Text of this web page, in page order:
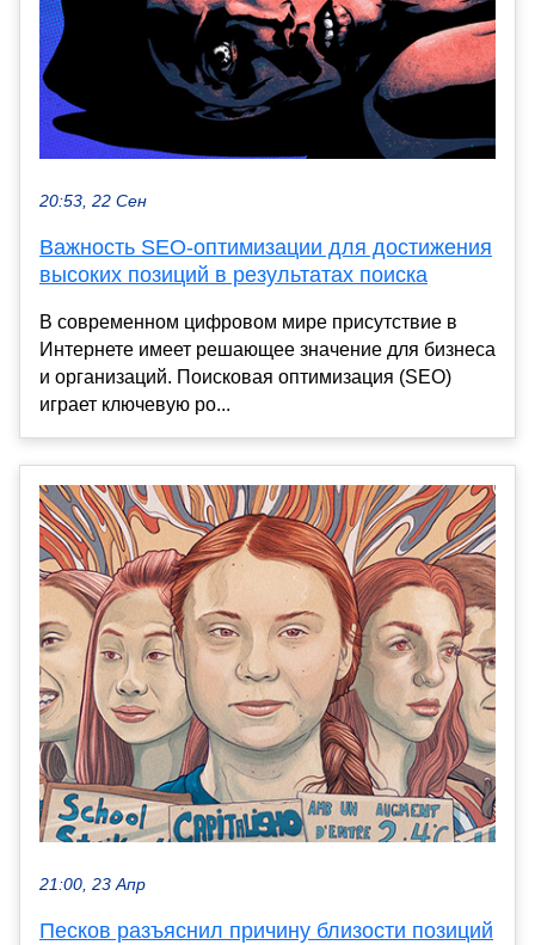
20:53, 22 Сен
Важность SEO-оптимизации для достижения
высоких позиций в результатах поиска
В современном цифровом мире присутствие в
Интернете имеет решающее значение для бизнеса
и организаций. Поисковая оптимизация (SEO)
играет ключевую ро...
21:00, 23 Апр
Песков разъяснил причину близости позиций